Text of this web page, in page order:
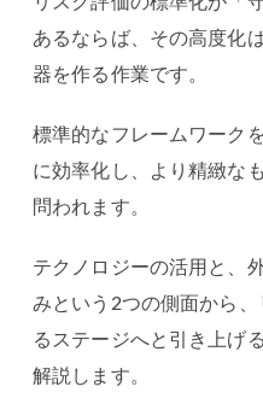
あるならば、その高度化
器を作る作業です。
標準的なフレームワーク
に効率化し、より精緻な
問われます。
テクノロジーの活用と、
みという2つの側面から
るステージへと引き上げ
解説します。